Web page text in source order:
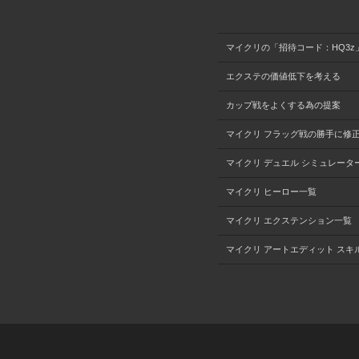
マイクリの「招待コード：HQ3z」
エクステの価値低下を考える
カップ戦をよくする為の提案
マイクリ フラッグ戦の勝手に修
マイクリ デュエル シミュレータ
マイクリ ヒーロー一覧
マイクリ エクステンション一覧
マイクリ アートエディット スキ